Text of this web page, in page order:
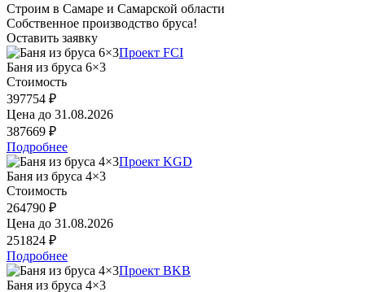
Строим в Самаре и Самарской области
Собственное производство бруса!
Оставить заявку
Проект FCI
Баня из бруса 6×3
Стоимость
397754 ₽
Цена до 31.08.2026
387669 ₽
Подробнее
Проект KGD
Баня из бруса 4×3
Стоимость
264790 ₽
Цена до 31.08.2026
251824 ₽
Подробнее
Проект BKB
Баня из бруса 4×3